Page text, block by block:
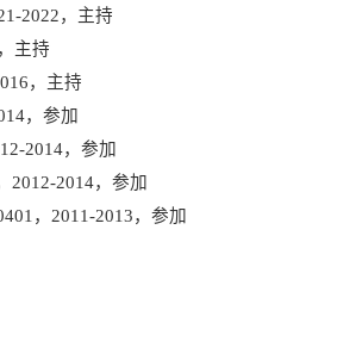
2022，主持
，主持
，主持
，参加
2014，参加
2012-2014，参加
， 2011-2013，参加